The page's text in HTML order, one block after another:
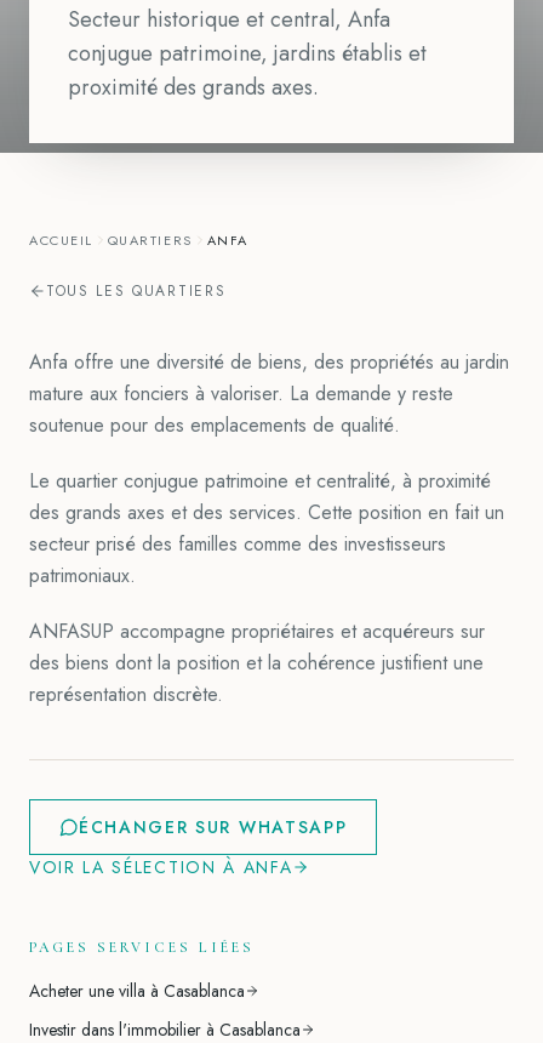
Secteur historique et central, Anfa
conjugue patrimoine, jardins établis et
proximité des grands axes.
ACCUEIL QUARTIERS ANFA
TOUS LES QUARTIERS
Anfa offre une diversité de biens, des propriétés au jardin
mature aux fonciers à valoriser. La demande y reste
soutenue pour des emplacements de qualité.
Le quartier conjugue patrimoine et centralité, à proximité
des grands axes et des services. Cette position en fait un
secteur prisé des familles comme des investisseurs
patrimoniaux.
ANFASUP accompagne propriétaires et acquéreurs sur
des biens dont la position et la cohérence justifient une
représentation discrète.
ÉCHANGER SUR WHATSAPP
VOIR LA SÉLECTION À ANFA
PAGES SERVICES LIÉES
Acheter une villa à Casablanca
Investir dans l'immobilier à Casablanca